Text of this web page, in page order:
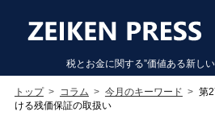
税とお金に関する”価値ある新し
トップ コラム 今月のキーワード
第
ける残価保証の取扱い